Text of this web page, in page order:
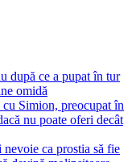
după ce a pupat în tur
omidă
cu Simion, preocupat în
nu poate oferi decât
ca prostia să fie